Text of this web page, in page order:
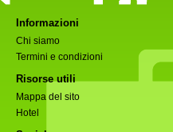
Informazioni
Chi siamo
Termini e condizioni
Risorse utili
Mappa del sito
Hotel